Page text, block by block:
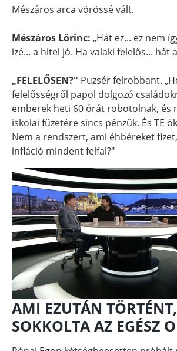
Mészáros arca vörössé vált.
Mészáros Lőrinc: „Hát ez... ez nem
izé... a hitel jó. Ha valaki felelős... hát
„FELELŐSEN?" Puzsér felrobbant.
felelősségről papol dolgozó
emberek heti 60 órát robotolnak, és
iskolai füzetére sincs pénzük. És TE
Nem a rendszert, ami éhbéreket
infláció mindent felfal?"
AMI EZUTÁN
SOKKOLTA AZ EGÉSZ